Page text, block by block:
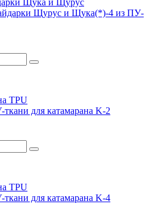
Щурус и Щука(*)-4 из ПУ-
для катамарана K-2
для катамарана K-4